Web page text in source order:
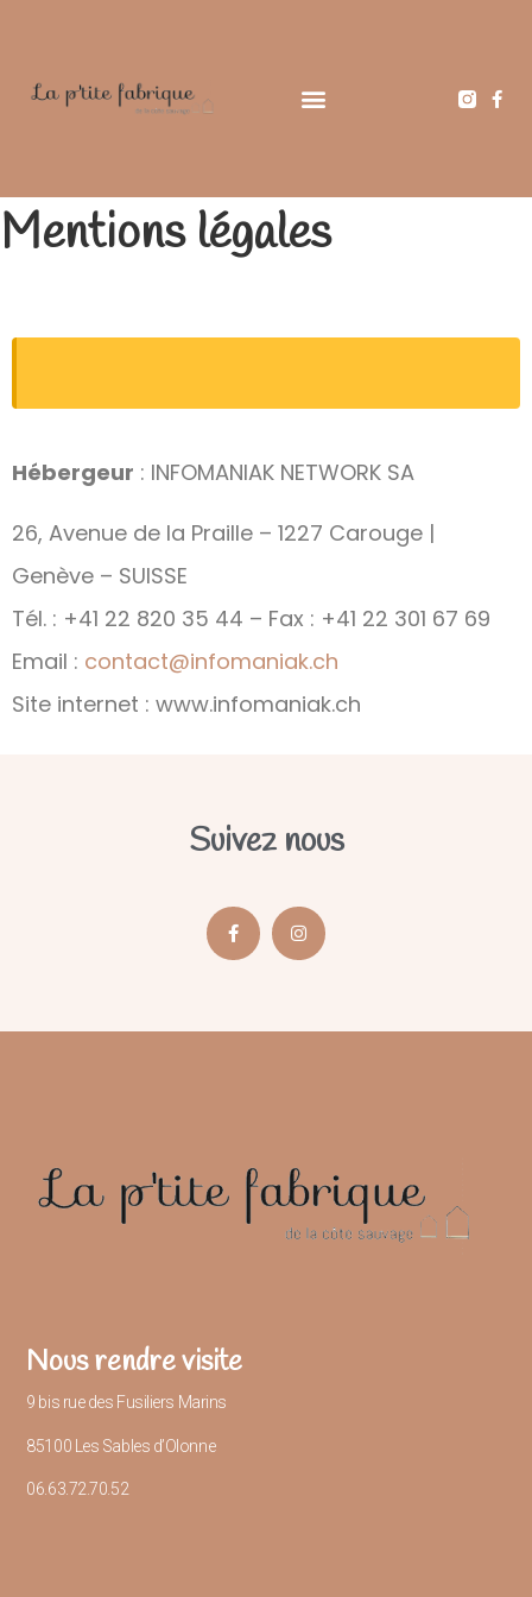
Mentions légales
Hébergeur : INFOMANIAK NETWORK SA
26, Avenue de la Praille – 1227 Carouge |
Genève – SUISSE
Tél. : +41 22 820 35 44 – Fax : +41 22 301 67 69
Email : contact@infomaniak.ch
Site internet : www.infomaniak.ch
Suivez nous
Nous rendre visite
9 bis rue des Fusiliers Marins
85100 Les Sables d’Olonne
06.63.72.70.52